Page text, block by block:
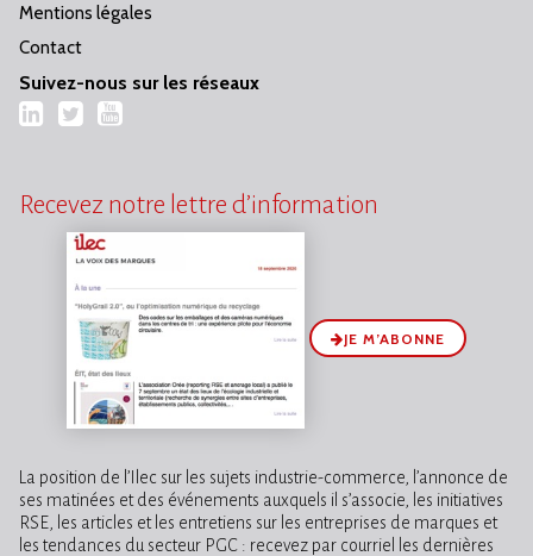
Mentions légales
Contact
Suivez-nous sur les réseaux
LinkedIn
TwitterYouTube
Recevez notre lettre d’information
JE M’ABONNE
La position de l’Ilec sur les sujets industrie-commerce, l’annonce de
ses matinées et des événements auxquels il s’associe, les initiatives
RSE, les articles et les entretiens sur les entreprises de marques et
les tendances du secteur PGC : recevez par courriel les dernières